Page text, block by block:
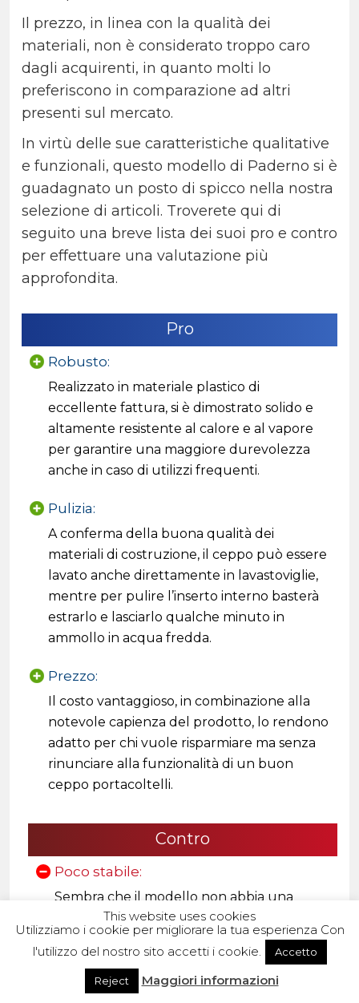
Il prezzo, in linea con la qualità dei
materiali, non è considerato troppo caro
dagli acquirenti, in quanto molti lo
preferiscono in comparazione ad altri
presenti sul mercato.
In virtù delle sue caratteristiche qualitative
e funzionali, questo modello di Paderno si è
guadagnato un posto di spicco nella nostra
selezione di articoli. Troverete qui di
seguito una breve lista dei suoi pro e contro
per effettuare una valutazione più
approfondita.
Pro
Robusto:
Realizzato in materiale plastico di
eccellente fattura, si è dimostrato solido e
altamente resistente al calore e al vapore
per garantire una maggiore durevolezza
anche in caso di utilizzi frequenti.
Pulizia:
A conferma della buona qualità dei
materiali di costruzione, il ceppo può essere
lavato anche direttamente in lavastoviglie,
mentre per pulire l’inserto interno basterà
estrarlo e lasciarlo qualche minuto in
ammollo in acqua fredda.
Prezzo:
Il costo vantaggioso, in combinazione alla
notevole capienza del prodotto, lo rendono
adatto per chi vuole risparmiare ma senza
rinunciare alla funzionalità di un buon
ceppo portacoltelli.
Contro
Poco stabile:
Sembra che il modello non abbia una
struttura ben calibrata in relazione al peso
e alle dimensioni complessive, il che lo
rende poco stabile quando non viene
sfruttata la sua massima capacità
This website uses cookies
Utilizziamo i cookie per migliorare la tua esperienza Con
l'utilizzo del nostro sito accetti i cookie.
Accetto
Reject Maggiori informazioni